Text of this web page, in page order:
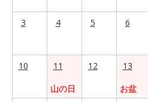
3 4 5 6
10
11
山の日
12
13
お盆